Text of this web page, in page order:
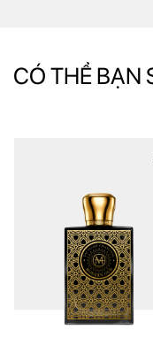
CÓ THỂ BẠN